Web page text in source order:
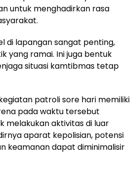
untuk menghadirkan rasa
di lapangan sangat penting,
yang ramai. Ini juga bentuk
situasi kamtibmas tetap
patroli sore hari memiliki
pada waktu tersebut
melakukan aktivitas di luar
aparat kepolisian, potensi
keamanan dapat diminimalisir